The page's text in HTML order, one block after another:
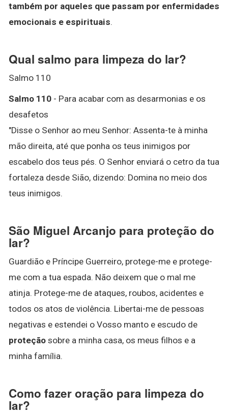
também por aqueles que passam por enfermidades
emocionais e espirituais.
Qual salmo para limpeza do lar?
Salmo 110
Salmo 110 - Para acabar com as desarmonias e os
desafetos
"Disse o Senhor ao meu Senhor: Assenta-te à minha
mão direita, até que ponha os teus inimigos por
escabelo dos teus pés. O Senhor enviará o cetro da tua
fortaleza desde Sião, dizendo: Domina no meio dos
teus inimigos.
São Miguel Arcanjo para proteção do
lar?
Guardião e Príncipe Guerreiro, protege-me e protege-
me com a tua espada. Não deixem que o mal me
atinja. Protege-me de ataques, roubos, acidentes e
todos os atos de violência. Libertai-me de pessoas
negativas e estendei o Vosso manto e escudo de
proteção sobre a minha casa, os meus filhos e a
minha família.
Como fazer oração para limpeza do
lar?